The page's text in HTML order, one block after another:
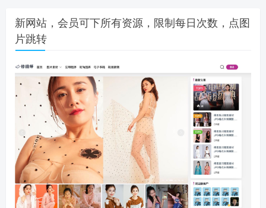
新网站，会员可下所有资源，限制每日次数，点图
片跳转